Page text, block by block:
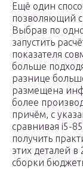
Ещё один
позволяющий
Выбрав по
запустить
показателя
больше
разнице
размещена
более
причём, с
сравнивая i5-
получить
этих деталей в
сборки